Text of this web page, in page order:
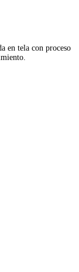
en tela con proceso